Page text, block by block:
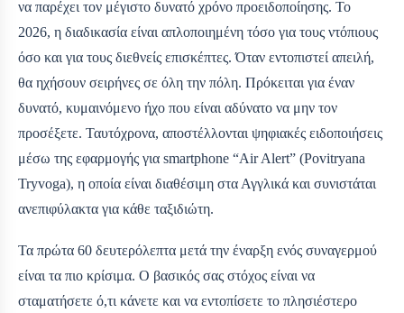
να παρέχει τον μέγιστο δυνατό χρόνο προειδοποίησης. Το
2026, η διαδικασία είναι απλοποιημένη τόσο για τους ντόπιους
όσο και για τους διεθνείς επισκέπτες. Όταν εντοπιστεί απειλή,
θα ηχήσουν σειρήνες σε όλη την πόλη. Πρόκειται για έναν
δυνατό, κυμαινόμενο ήχο που είναι αδύνατο να μην τον
προσέξετε. Ταυτόχρονα, αποστέλλονται ψηφιακές ειδοποιήσεις
μέσω της εφαρμογής για smartphone “Air Alert” (Povitryana
Tryvoga), η οποία είναι διαθέσιμη στα Αγγλικά και συνιστάται
ανεπιφύλακτα για κάθε ταξιδιώτη.
Τα πρώτα 60 δευτερόλεπτα μετά την έναρξη ενός συναγερμού
είναι τα πιο κρίσιμα. Ο βασικός σας στόχος είναι να
σταματήσετε ό,τι κάνετε και να εντοπίσετε το πλησιέστερο